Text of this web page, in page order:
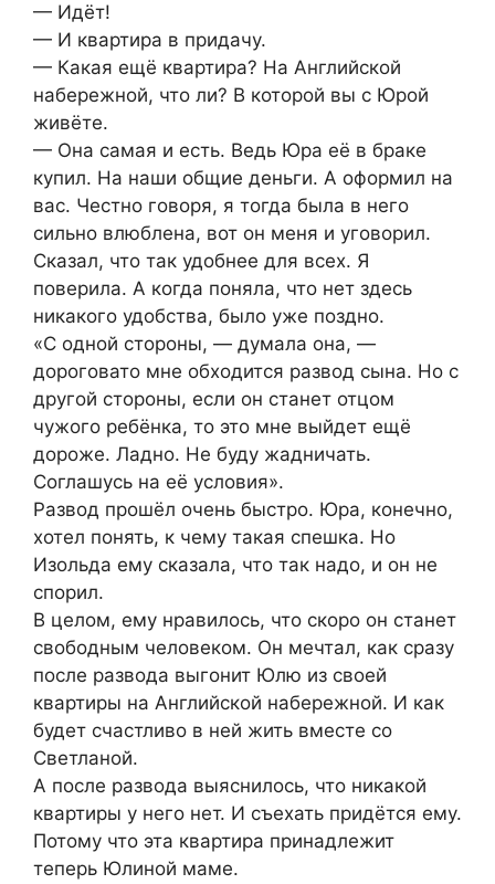
— Идёт!
— И квартира в придачу.
— Какая ещё квартира? На Английской
набережной, что ли? В которой вы с Юрой
живёте.
— Она самая и есть. Ведь Юра её в браке
купил. На наши общие деньги. А оформил на
вас. Честно говоря, я тогда была в него
сильно влюблена, вот он меня и уговорил.
Сказал, что так удобнее для всех. Я
поверила. А когда поняла, что нет здесь
никакого удобства, было уже поздно.
«С одной стороны, — думала она, —
дороговато мне обходится развод сына. Но с
другой стороны, если он станет отцом
чужого ребёнка, то это мне выйдет ещё
дороже. Ладно. Не буду жадничать.
Соглашусь на её условия».
Развод прошёл очень быстро. Юра, конечно,
хотел понять, к чему такая спешка. Но
Изольда ему сказала, что так надо, и он не
спорил.
В целом, ему нравилось, что скоро он станет
свободным человеком. Он мечтал, как сразу
после развода выгонит Юлю из своей
квартиры на Английской набережной. И как
будет счастливо в ней жить вместе со
Светланой.
А после развода выяснилось, что никакой
квартиры у него нет. И съехать придётся ему.
Потому что эта квартира принадлежит
теперь Юлиной маме.